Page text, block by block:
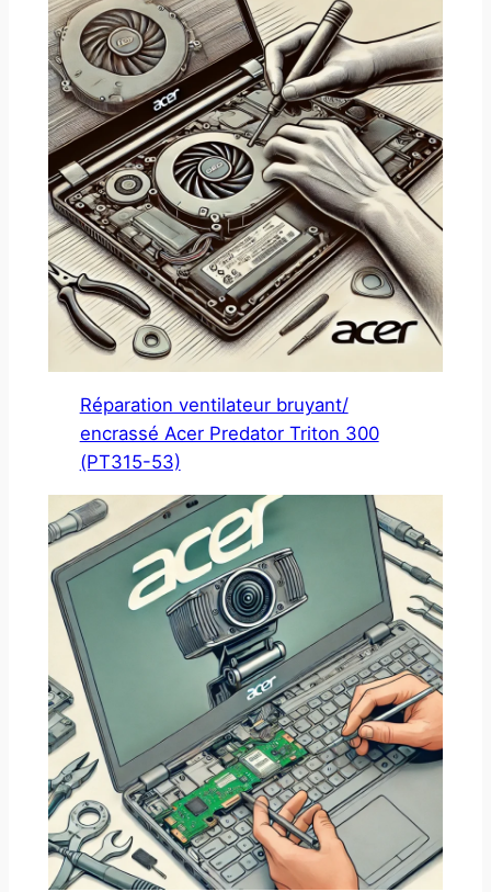
Réparation ventilateur bruyant/
encrassé Acer Predator Triton 300
(PT315-53)